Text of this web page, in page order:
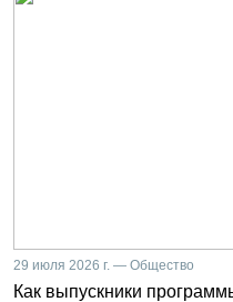
29 июля 2026 г. — Общество
Как выпускники